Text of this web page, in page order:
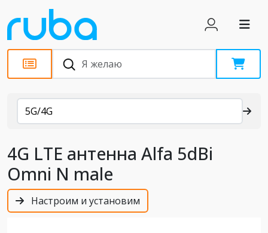
Каталог
5G/4G
4G LTE антенна Alfa 5dBi
Omni N male
Настроим и установим